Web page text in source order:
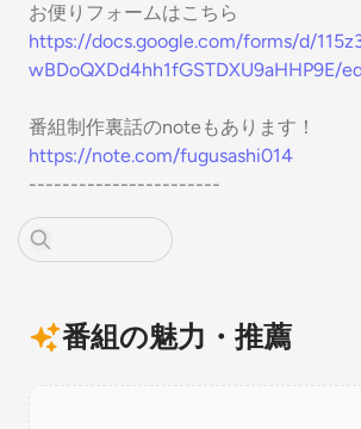
お便りフォームはこちら
https://docs.google.com/forms/d/
wBDoQXDd4hh1fGSTDXU9aHHP9E/
番組制作裏話のnoteもあります！
https://note.com/fugusashi014
-----------------------
番組の魅力・推薦